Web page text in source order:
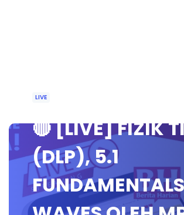
LIVE
🔴 [LIVE] FIZIK
(DLP), 5.1